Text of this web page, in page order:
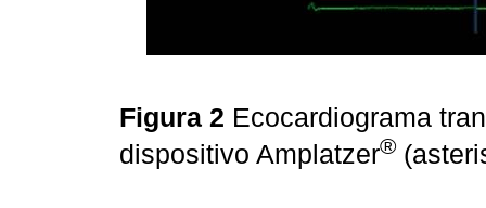
Figura 2 Ecocardiograma
dispositivo Amplatzer®